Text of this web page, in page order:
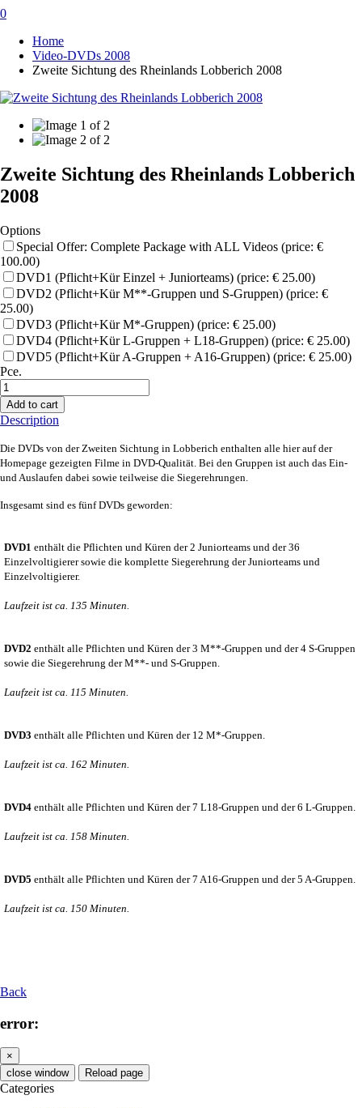
0
Home
Video-DVDs 2008
Zweite Sichtung des Rheinlands Lobberich 2008
Zweite Sichtung des Rheinlands Lobberich
2008
Options
Special Offer: Complete Package with ALL Videos (price: €
100.00)
DVD1 (Pflicht+Kür Einzel + Juniorteams) (price: € 25.00)
DVD2 (Pflicht+Kür M**-Gruppen und S-Gruppen) (price: €
25.00)
DVD3 (Pflicht+Kür M*-Gruppen) (price: € 25.00)
DVD4 (Pflicht+Kür L-Gruppen + L18-Gruppen) (price: € 25.00)
DVD5 (Pflicht+Kür A-Gruppen + A16-Gruppen) (price: € 25.00)
Pce.
Add to cart
Description
Die DVDs von der Zweiten Sichtung in Lobberich enthalten alle hier auf der
Homepage gezeigten Filme in DVD-Qualität. Bei den Gruppen ist auch das Ein-
und Auslaufen dabei sowie teilweise die Siegerehrungen.
Insgesamt sind es fünf DVDs geworden:
DVD1 enthält die Pflichten und Küren der 2 Juniorteams und der 36
Einzelvoltigierer sowie die komplette Siegerehrung der Juniorteams und
Einzelvoltigierer.
Laufzeit ist ca. 135 Minuten.
DVD2 enthält alle Pflichten und Küren der 3 M**-Gruppen und der 4 S-Gruppen
sowie die Siegerehrung der M**- und S-Gruppen.
Laufzeit ist ca. 115 Minuten.
DVD3 enthält alle Pflichten und Küren der 12 M*-Gruppen.
Laufzeit ist ca. 162 Minuten.
DVD4 enthält alle Pflichten und Küren der 7 L18-Gruppen und der 6 L-Gruppen.
Laufzeit ist ca. 158 Minuten.
DVD5 enthält alle Pflichten und Küren der 7 A16-Gruppen und der 5 A-Gruppen.
Laufzeit ist ca. 150 Minuten.
Back
error:
×
close window
Reload page
Categories